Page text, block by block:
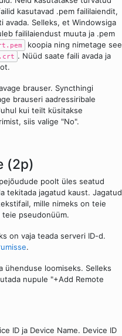
kasutavad .pem faililaiendit,
avada. Selleks, et Windowsiga
faililaiendust muuta ja .pem
koopia ning nimetage see
. Nüüd saate faili avada ja
brauser. Syncthingi
brauseri aadressiribale
kui teilt küsitakse
siis valige "No".
(2p)
poolt üles seatud
tekitada jagatud kaust. Jagatud
mille nimeks on teie
pseudonüüm.
on vaja teada serveri ID-d.
.
ühenduse loomiseks. Selleks
nupule "+Add Remote
ID ja Device Name. Device ID